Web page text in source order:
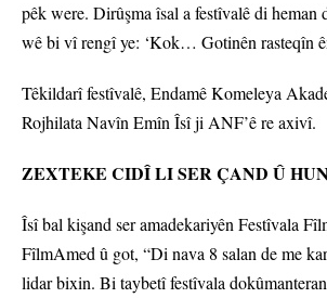
pêk were. Dirûşma îsal a festîvalê di heman
wê bi vî rengî ye: ‘Kok… Gotinên rasteqîn
Têkildarî festîvalê, Endamê Komeleya
Rojhilata Navîn Emîn Îsî ji ANF’ê re axivî.
ZEXTEKE CIDÎ LI SER ÇAND Û
Îsî bal kişand ser amadekariyên Festîvala
FîlmAmed û got, “Di nava 8 salan de me
lidar bixin. Bi taybetî festîvala